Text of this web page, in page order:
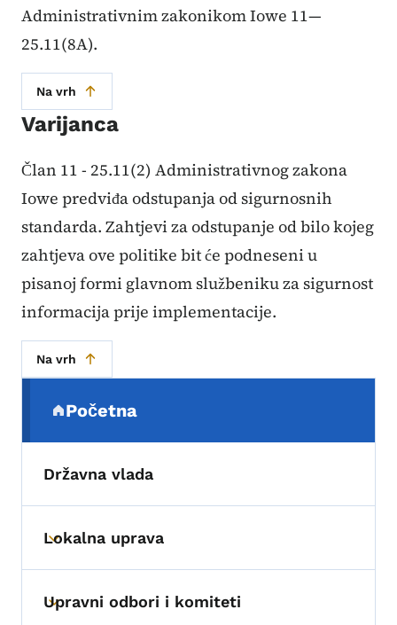
Administrativnim zakonikom Iowe 11—
25.11(8A).
Na vrh
Varijanca
Član 11 - 25.11(2) Administrativnog zakona
Iowe predviđa odstupanja od sigurnosnih
standarda. Zahtjevi za odstupanje od bilo kojeg
zahtjeva ove politike bit će podneseni u
pisanoj formi glavnom službeniku za sigurnost
informacija prije implementacije.
Na vrh
Početna
(parent section)
Državna vlada
Toggle submenu
Lokalna uprava
Toggle submenu
Upravni odbori i komiteti